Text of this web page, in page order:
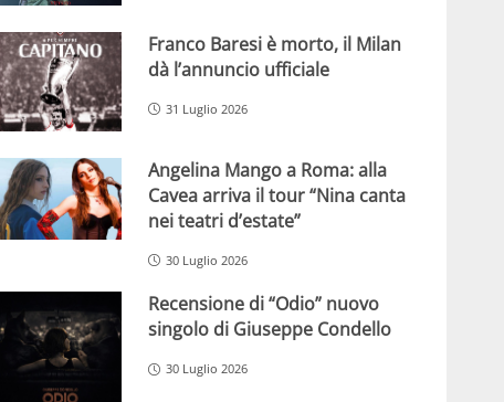
Franco Baresi è morto, il Milan
dà l’annuncio ufficiale
31 Luglio 2026
Angelina Mango a Roma: alla
Cavea arriva il tour “Nina canta
nei teatri d’estate”
30 Luglio 2026
Recensione di “Odio” nuovo
singolo di Giuseppe Condello
30 Luglio 2026